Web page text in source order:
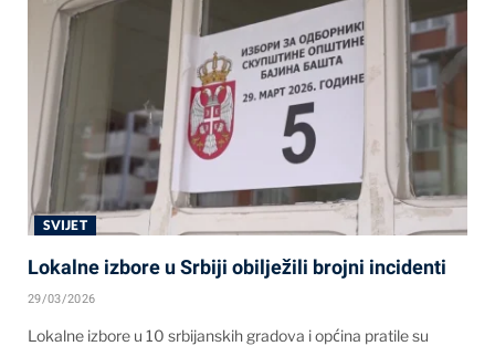
SVIJET
Lokalne izbore u Srbiji obilježili brojni incidenti
29/03/2026
Lokalne izbore u 10 srbijanskih gradova i općina pratile su